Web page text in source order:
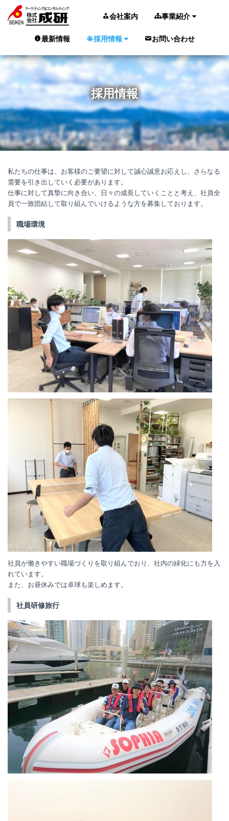
会社案内 事業紹介
最新情報 採用情報 お問い合わせ
採用情報
私たちの仕事は、お客様のご要望に対して誠心誠意お応えし、さらなる
需要を引き出していく必要があります。
仕事に対して真摯に向き合い、日々の成長していくことと考え、社員全
員で一致団結して取り組んでいけるような方を募集しております。
職場環境
社員が働きやすい職場づくりを取り組んでおり、社内の緑化にも力を入
れています。
また、お昼休みでは卓球も楽しめます。
社員研修旅行